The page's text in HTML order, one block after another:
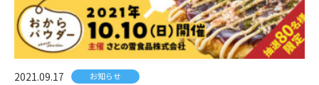
2021.09.17 お知らせ